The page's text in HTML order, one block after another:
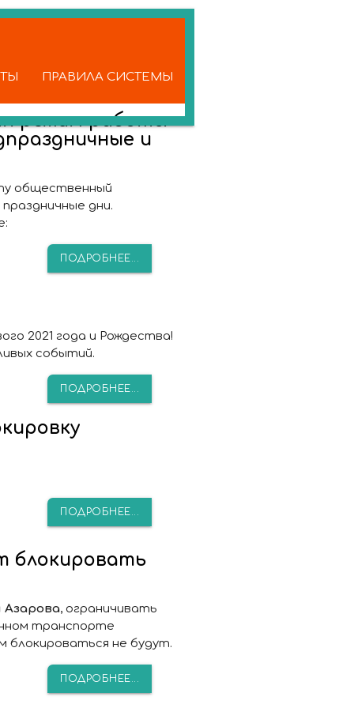
ПРАВИЛА СИСТЕМЫ
режим работы
и
общественный
дни.
ПОДРОБНЕЕ...
2021 года и Рождества!
событий.
ПОДРОБНЕЕ...
ПОДРОБНЕЕ...
блокировать
, ограничивать
транспорте
блокироваться не будут.
ПОДРОБНЕЕ...